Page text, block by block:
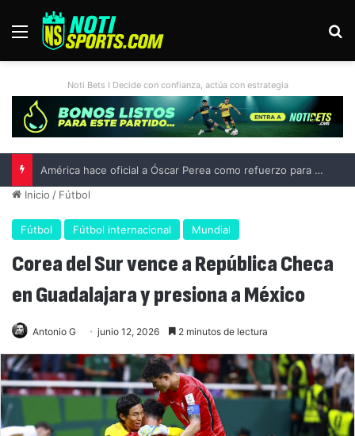
Menú
Noti Bets I Decide con confianza, actúa con estrategia
Inicio / Fútbol
Fútbol Fútbol internacional Mundial
Corea del Sur vence a República Checa
en Guadalajara y presiona a México
Antonio G junio 12, 2026 2 minutos de lectura